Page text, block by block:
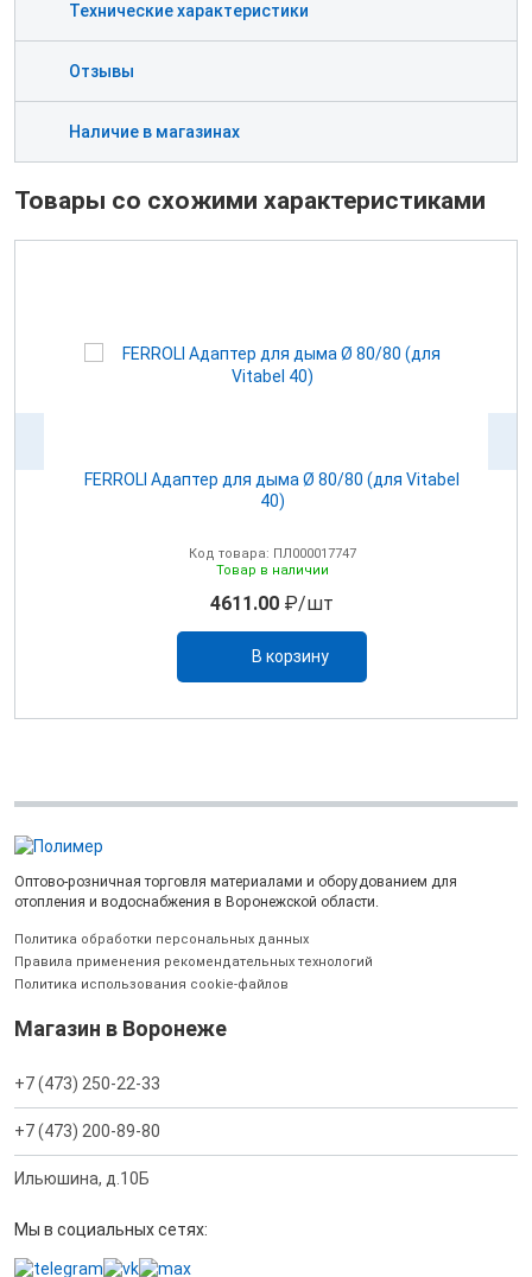
Технические характеристики
Отзывы
Наличие в магазинах
Товары со схожими характеристиками
FERROLI Адаптер для дыма Ø 80/80 (для Vitabel
40)
Код товара: ПЛ000017747
Товар в наличии
4611.00 ₽/шт
В корзину
Оптово-розничная торговля материалами и оборудованием для
отопления и водоснабжения в Воронежской области.
Политика обработки персональных данных
Правила применения рекомендательных технологий
Политика использования cookie-файлов
Магазин в Воронеже
+7 (473) 250-22-33
+7 (473) 200-89-80
Ильюшина, д.10Б
Мы в социальных сетях: